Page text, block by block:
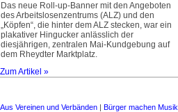
Das neue Roll-up-Banner mit den Angeboten
des Arbeitslosenzentrums (ALZ) und den
„Köpfen“, die hinter dem ALZ stecken, war ein
plakativer Hingucker anlässlich der
diesjährigen, zentralen Mai-Kundgebung auf
dem Rheydter Marktplatz.
Zum Artikel »
Aus Vereinen und Verbänden | Bürger machen Musik